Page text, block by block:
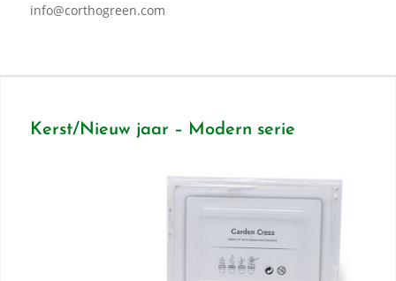
info@corthogreen.com
Kerst/Nieuw jaar – Modern serie